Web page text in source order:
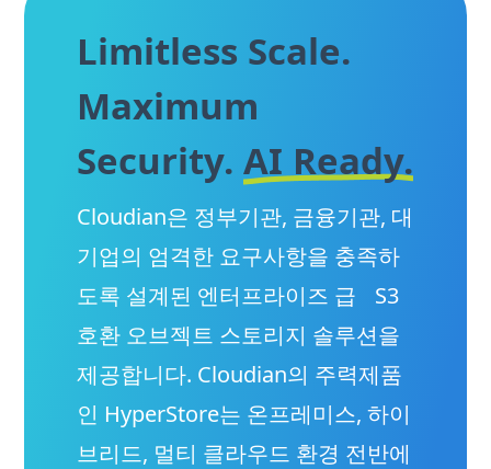
Limitless Scale.
Maximum
Security.AI Ready.
Cloudian은 정부기관, 금융기관, 대
기업의 엄격한 요구사항을 충족하
도록 설계된 엔터프라이즈 급 S3
호환 오브젝트 스토리지 솔루션을
제공합니다. Cloudian의 주력제품
인 HyperStore는 온프레미스, 하이
브리드, 멀티 클라우드 환경 전반에